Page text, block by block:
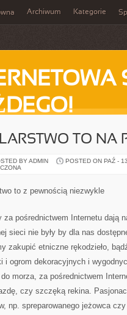
Archiwum Kategorie
TO NA
BY ADMIN POSTED ON PAŹ -
to z pewnością niezwykle
za pośrednictwem Internetu dają
sieci nie były by dla nas
zakupić etniczne rękodzieło,
i ogrom dekoracyjnych i
morza, za pośrednictwem
czy szczęką rekina.
np. spreparowanego jeżowca